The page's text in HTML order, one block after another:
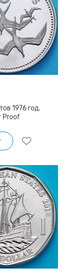
1976 год.
Proof